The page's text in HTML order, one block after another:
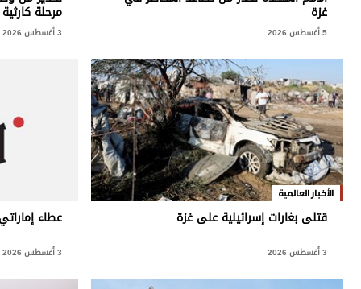
عدد اليوم
مواقيت الصلاة
الأحوال الجوية
غزة
5 أغسطس 2026
مرحلة كارثية
3 أغسطس 2026
الأخبار العالمية
قتلى بغارات إسرائيلية على غزة
3 أغسطس 2026
عطاء إماراتي
3 أغسطس 2026